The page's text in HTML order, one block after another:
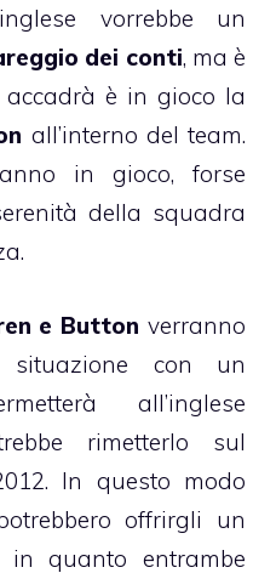
vorrebbe un
dei conti, ma è
è in gioco la
all’interno del team.
in gioco, forse
della squadra
e Button verranno
con un
all’inglese
rimetterlo sul
In questo modo
offrirgli un
in quanto entrambe